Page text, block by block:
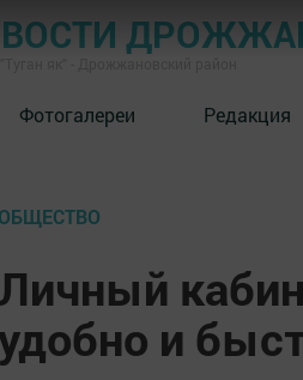
Фотогалереи Редакция
ОБЩЕСТВО
Личный
и